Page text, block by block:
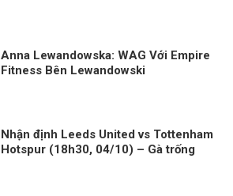
Anna Lewandowska: WAG Với Empire
Fitness Bên Lewandowski
Nhận định Leeds United vs Tottenham
Hotspur (18h30, 04/10) – Gà trống